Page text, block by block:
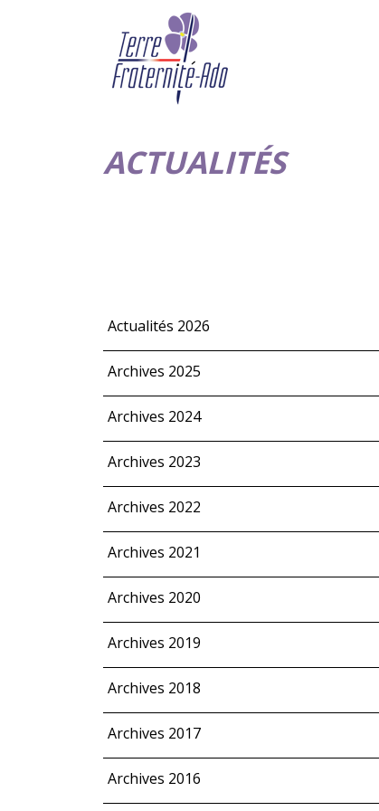
ACTUALITÉS
Actualités 2026
Archives 2025
Archives 2024
Archives 2023
Archives 2022
Archives 2021
Archives 2020
Archives 2019
Archives 2018
Archives 2017
Archives 2016